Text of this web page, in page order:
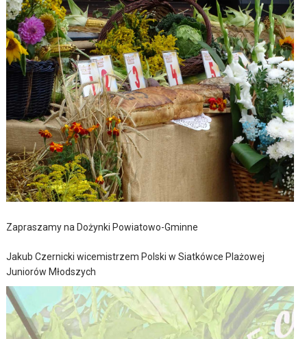
Zapraszamy na Dożynki Powiatowo-Gminne
Jakub Czernicki wicemistrzem Polski w Siatkówce Plażowej
Juniorów Młodszych